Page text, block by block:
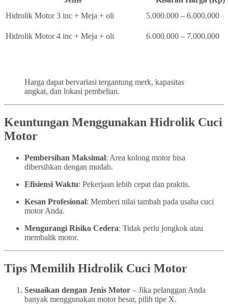
Hidrolik Motor 3 inc + Meja + oli
5.000.000 – 6.000.000
Hidrolik Motor 4 inc + Meja + oli 6.000.000 – 7.000.000
Harga dapat bervariasi tergantung merk, kapasitas
angkat, dan lokasi pembelian.
Keuntungan Menggunakan Hidrolik Cuci
Motor
Pembersihan Maksimal: Area kolong motor bisa
dibersihkan dengan mudah.
Efisiensi Waktu: Pekerjaan lebih cepat dan praktis.
Kesan Profesional: Memberi nilai tambah pada usaha cuci
motor Anda.
Mengurangi Risiko Cedera: Tidak perlu jongkok atau
membalik motor.
Tips Memilih Hidrolik Cuci Motor
Sesuaikan dengan Jenis Motor – Jika pelanggan Anda
banyak menggunakan motor besar, pilih tipe X.